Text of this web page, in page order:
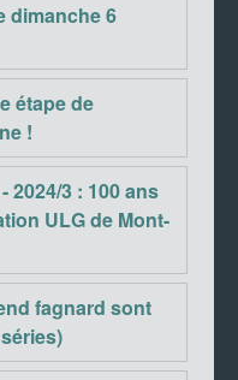
dimanche 6
étape de
!
2024/3 : 100 ans
ULG de Mont-
fagnard sont